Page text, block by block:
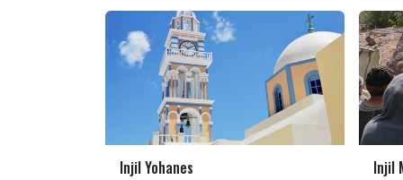
lebih banyak masalah. Namun, ada
Kabar Baik: Tuhan, dalam kasih-Nya,
telah membuat jalan bagi kita untuk
dipulihkan kembali ke dalam
kemuliaan.
Injil Yohanes Injil